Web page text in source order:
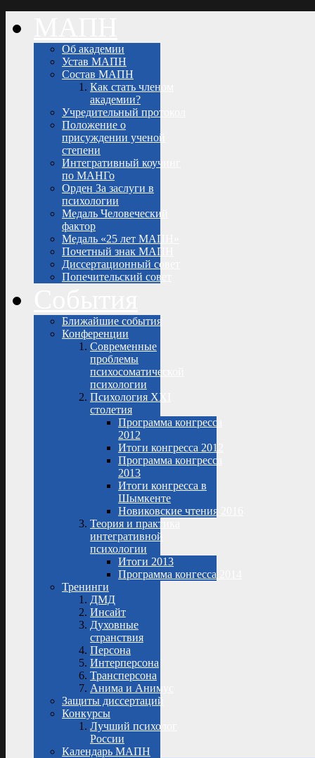
Об академии
Устав МАПН
Состав МАПН
Как стать членом
академии?
Учредительный протокол
Положение о
присуждении ученой
степени
Интегративный коучинг
по МАНГо
Орден За заслуги в
психологии
Медаль Человеческий
фактор
Медаль «25 лет МАПН»
Почетный знак МАПН
Диссертационный совет
Попечительский совет
Ближайшие события
Конференции
Современные
проблемы
психосоматической
психологии
Психология XXI
столетия
Программа конгресса
2012
Итоги конгресса 2012
Программа конгресса
2013
Итоги конгресса в
Шымкенте
Новиковские чтения 2016
Теория и практика
интегративной
психологии
Итоги 2013
Программа конгесса 2014
Тренинги
ДМД
Инсайт
Духовные
странствия
Персона
Интерперсона
Трансперсона
Анима и Анимус
Защиты диссертаций
Конкурсы
Лучший психолог
России
Календарь МАПН